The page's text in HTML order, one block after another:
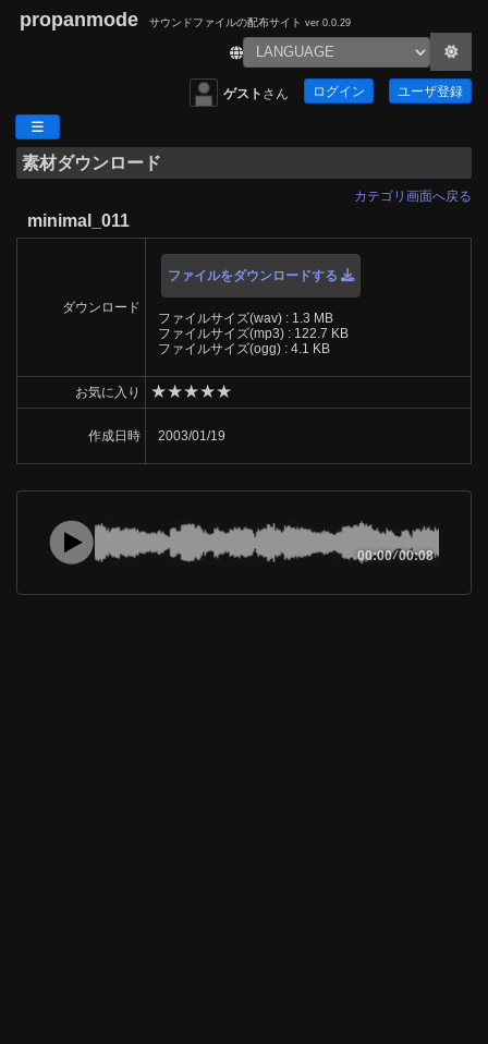
propanmode サウンドファイルの配布サイト ver 0.0.29
ゲスト さん ログイン ユーザ登録
素材ダウンロード
カテゴリ画面へ戻る
minimal_011
ダウンロード
ファイルをダウンロードする
ファイルサイズ(wav) : 1.3 MB
ファイルサイズ(mp3) : 122.7 KB
ファイルサイズ(ogg) : 4.1 KB
お気に入り ★★★★★
作成日時 2003/01/19
00:00/00:08